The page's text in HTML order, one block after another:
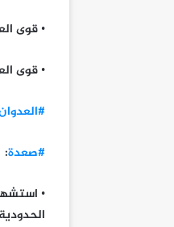
• قوى
• قوى
#صعدة:
•